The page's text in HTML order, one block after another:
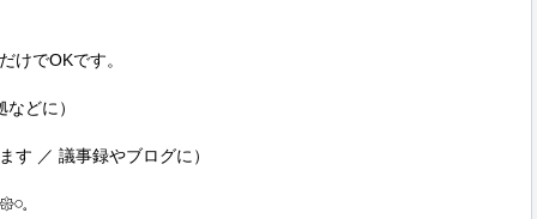
けでOKです。
どに）
／ 議事録やブログに）